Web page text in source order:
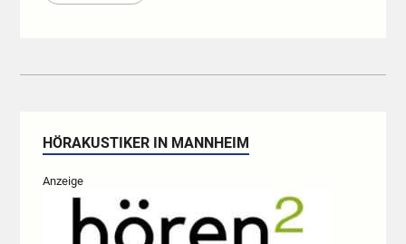
HÖRAKUSTIKER IN MANNHEIM
Anzeige